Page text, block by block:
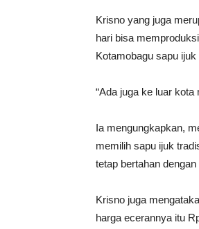
Krisno yang juga
hari bisa
Kotamobagu sapu
“Ada juga ke luar
Ia mengungkapkan,
memilih sapu ijuk
tetap bertahan
Krisno juga
harga ecerannya itu